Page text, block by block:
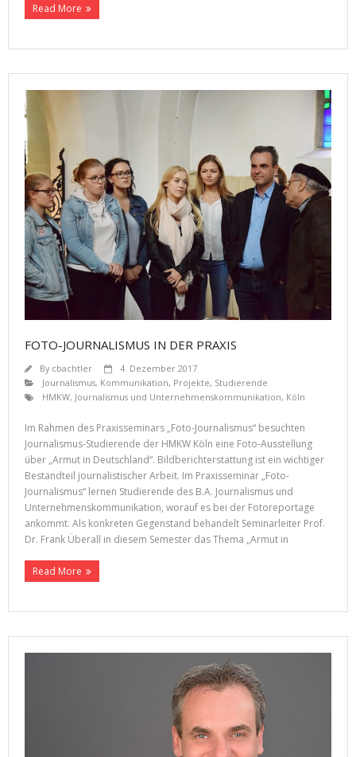
Read More
FOTO-JOURNALISMUS IN DER PRAXIS
By cbachtler
4. Dezember 2017
Journalismus, Kommunikation, Projekte, Studierende
HMKW, Journalismus und Unternehmenskommunikation, Köln
Im Rahmen des Praxisseminars „Foto-Journalismus“ besuchten
Journalismus-Studierende der HMKW Köln eine Foto-Ausstellung
über „Armut in Deutschland“. Bildberichterstattung ist ein wichtiger
Bestandteil journalistischer Arbeit. Im Praxisseminar „Foto-
Journalismus“ lernen Studierende des B.A. Journalismus und
Unternehmenskommunikation, worauf es bei der Fotoreportage
ankommt. Als konkreten Gegenstand behandelt Seminarleiter Prof.
Dr. Frank Überall in diesem Semester das Thema „Armut in
Read More